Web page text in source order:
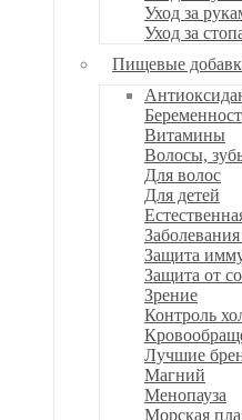
Уход за
Уход за
Пищевые
Витамины
Волосы,
Для волос
Для детей
Защита
Защита от
Зрение
Контроль
Лучшие
Магний
Менопауза
Морская